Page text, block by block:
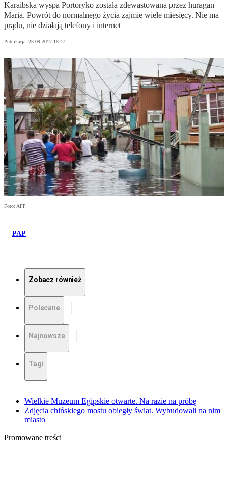
Karaibska wyspa Portoryko została zdewastowana przez huragan
Maria. Powrót do normalnego życia zajmie wiele miesięcy. Nie ma
prądu, nie działają telefony i internet
Publikacja: 23.09.2017 18:47
Foto: AFP
PAP
Zobacz również
Polecane
Najnowsze
Tagi
Wielkie Muzeum Egipskie otwarte. Na razie na próbę
Zdjęcia chińskiego mostu obiegły świat. Wybudowali na nim
miasto
Promowane treści